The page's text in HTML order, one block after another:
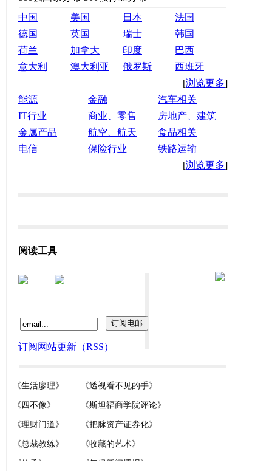
中国
美国 日本
法国
德国
英国 瑞士
韩国
荷兰
加拿大 印度
巴西
意大利
澳大利亚 俄罗斯
西班牙
[浏览更多]
能源
金融
汽车相关
IT行业
商业、零售
房地产、建筑
金属产品
航空、航天
食品相关
电信
保险行业
铁路运输
[浏览更多]
阅读工具
订阅网站更新（RSS）